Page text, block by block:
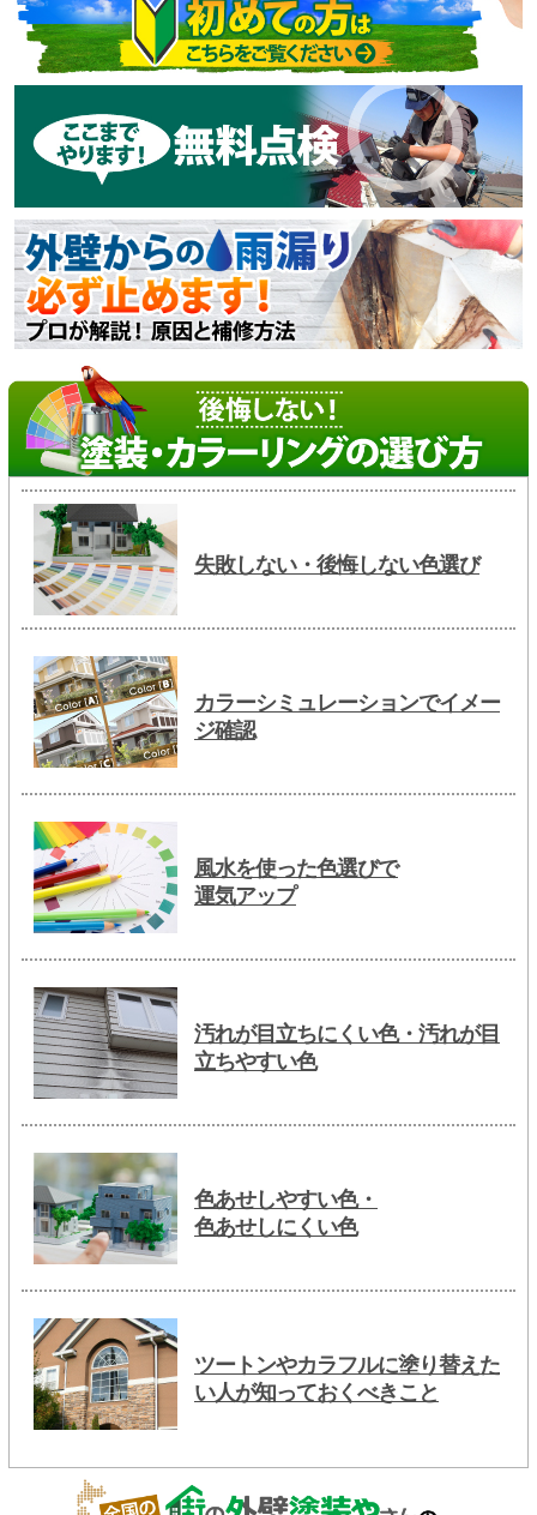
失敗しない・後悔しない色選び
カラーシミュレーションでイメー
ジ確認
風水を使った色選びで
運気アップ
汚れが目立ちにくい色・汚れが目
立ちやすい色
色あせしやすい色・
色あせしにくい色
ツートンやカラフルに塗り替えた
い人が知っておくべきこと